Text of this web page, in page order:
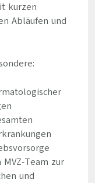
kurzen
Abläufen und
Team zur
und